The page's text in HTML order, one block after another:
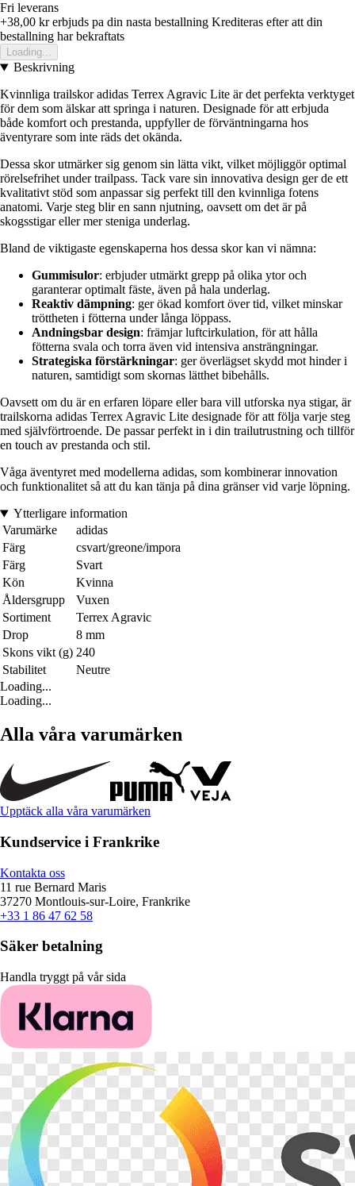
Fri leverans
+38,00 krerbjuds pa din nasta bestallning Krediteras efter att din
bestallning har bekraftats
Loading...
Beskrivning
Kvinnliga trailskor adidas Terrex Agravic Lite är det perfekta verktyget
för dem som älskar att springa i naturen. Designade för att erbjuda
både komfort och prestanda, uppfyller de förväntningarna hos
äventyrare som inte räds det okända.
Dessa skor utmärker sig genom sin lätta vikt, vilket möjliggör optimal
rörelsefrihet under trailpass. Tack vare sin innovativa design ger de ett
kvalitativt stöd som anpassar sig perfekt till den kvinnliga fotens
anatomi. Varje steg blir en sann njutning, oavsett om det är på
skogsstigar eller mer steniga underlag.
Bland de viktigaste egenskaperna hos dessa skor kan vi nämna:
Gummisulor: erbjuder utmärkt grepp på olika ytor och
garanterar optimalt fäste, även på hala underlag.
Reaktiv dämpning: ger ökad komfort över tid, vilket minskar
tröttheten i fötterna under långa löppass.
Andningsbar design: främjar luftcirkulation, för att hålla
fötterna svala och torra även vid intensiva ansträngningar.
Strategiska förstärkningar: ger överlägset skydd mot hinder i
naturen, samtidigt som skornas lätthet bibehålls.
Oavsett om du är en erfaren löpare eller bara vill utforska nya stigar, är
trailskorna adidas Terrex Agravic Lite designade för att följa varje steg
med självförtroende. De passar perfekt in i din trailutrustning och tillför
en touch av prestanda och stil.
Våga äventyret med modellerna adidas, som kombinerar innovation
och funktionalitet så att du kan tänja på dina gränser vid varje löpning.
Ytterligare information
Varumärke
adidas
Färg
csvart/greone/impora
Färg
Svart
Kön
Kvinna
Åldersgrupp
Vuxen
Sortiment
Terrex Agravic
Drop
8 mm
Skons vikt (g) 240
Stabilitet
Neutre
Loading...
Loading...
Alla våra varumärken
Upptäck alla våra varumärken
Kundservice i Frankrike
Kontakta oss
11 rue Bernard Maris
37270 Montlouis-sur-Loire, Frankrike
+33 1 86 47 62 58
Säker betalning
Handla tryggt på vår sida